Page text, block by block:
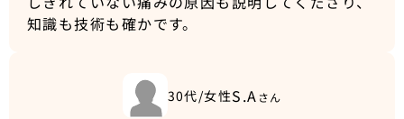
知識も技術も確かです。
30代/女性S.A さん